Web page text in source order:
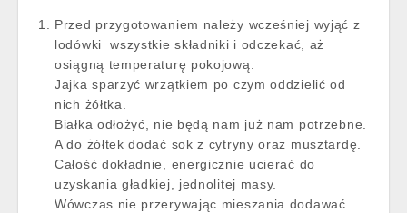
Przed przygotowaniem należy wcześniej wyjąć z
lodówki wszystkie składniki i odczekać, aż
osiągną temperaturę pokojową.
Jajka sparzyć wrzątkiem po czym oddzielić od
nich żółtka.
Białka odłożyć, nie będą nam już nam potrzebne.
A do żółtek dodać sok z cytryny oraz musztardę.
Całość dokładnie, energicznie ucierać do
uzyskania gładkiej, jednolitej masy.
Wówczas nie przerywając mieszania dodawać